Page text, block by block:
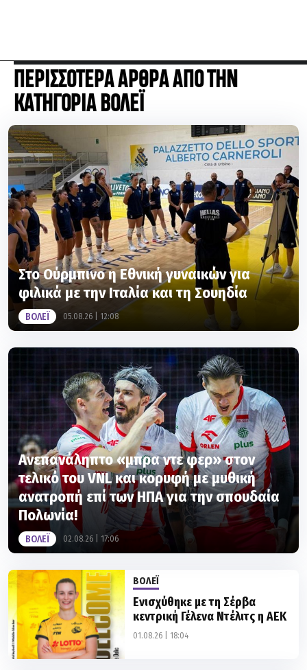
ΚΑΤΗΓΟΡΙΑ ΒΟΛΕΪ
Στο Ούρμπινο η Εθνική γυναικών για
φιλικά με την Ιταλία και τη Σουηδία
ΒΟΛΕΪ 05.08.26 | 12:08
Ανεπανάληπτο «μπρα ντε φερ» στον
τελικό του VNL και κορυφή με μυθική
ανατροπή επί των ΗΠΑ για την σπουδαία
Πολωνία!
ΒΟΛΕΪ 02.08.26 | 17:06
ΒΟΛΕΪ
Ενισχύθηκε με τη Σέρβα
κεντρική Γέλενα Ντέλιτς η ΑΕΚ
01.08.26 | 18:04